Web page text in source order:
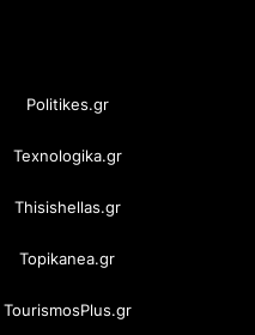
Politikes.gr
Texnologika.gr
Thisishellas.gr
Topikanea.gr
TourismosPlus.gr